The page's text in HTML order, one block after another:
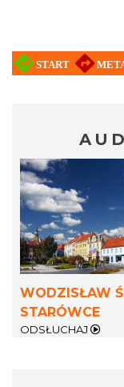
WODZISŁAW
STARÓWCE
ODSŁUCHAJ